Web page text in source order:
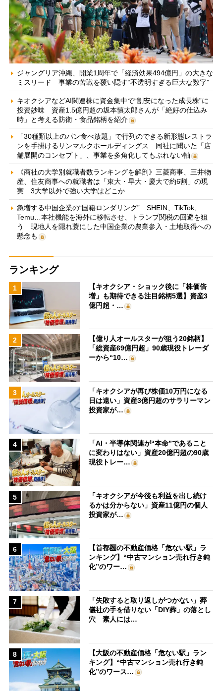
ジャングリア沖縄、開業1周年で「経済効果494億円」の大きな
ミスリード 事業の苦戦を覆い隠す“不透明すぎる巨大な数字”
キオクシアなどAI関連株に資金集中で“割安になった成長株”に
投資妙味 資産1.5億円超の坂本慎太郎さんが「絶好の仕込み
時」と考える防衛・食品銘柄を紹介
「30種類以上のパン食べ放題」で行列のできる新形態レストラ
ンを手掛けるサンマルクホールディングス 同社に聞いた「店
舗展開のコンセプト」、事業を多角化してもぶれない軸
《商社の大学別就職者数ランキングを解剖》三菱商事、三井物
産、住友商事への就職者は「東大・早大・慶大で約6割」の現
実 3大学以外で強い大学はどこか
急増する中国企業の“国籍ロンダリング” SHEIN、TikTok、
Temu…本社機能を海外に移転させ、トランプ関税の回避を狙
う 現地人を隠れ蓑にした中国企業の農業参入・土地取得への
懸念も
ランキング
1
【キオクシア・ショック後に「株価倍
増」も期待できる注目銘柄5選】資産3
億円超・…
2
【億り人オールスターが狙う20銘柄】
「総資産69億円超」90歳現役トレーダ
ーから“10…
3
「キオクシアが再び株価10万円になる
日は遠い」資産3億円超のサラリーマン
投資家が…
4
「AI・半導体関連が“本命”であること
に変わりはない」資産20億円超の90歳
現役トレー…
5
「キオクシアが今後も利益を出し続け
るかは分からない」資産11億円の個人
投資家が…
6
【首都圏の不動産価格「危ない駅」ラ
ンキング】“中古マンション売れ行き鈍
化”のワー…
7
「失敗すると取り返しがつかない」葬
儀社の手を借りない「DIY葬」の落とし
穴 素人には…
8
【大阪の不動産価格「危ない駅」ラン
キング】“中古マンション売れ行き鈍
化”のワース…